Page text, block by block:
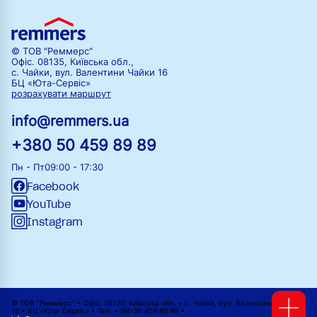
© ТОВ "Реммерс"
Офіс. 08135, Київська обл.,
с. Чайки, вул. Валентини Чайки 16
БЦ «Юта-Сервіс»
розрахувати маршрут
info@remmers.ua
+380 50 459 89 89
Пн - Пт09:00 - 17:30
Facebook
YouTube
Instagram
© ТОВ "Реммерс" • Офіс. 08130, Київська обл. • с. Чайки, вул. Валентини Чайки
16 • БЦ «Юта-Сервіс» • Тел: +380 50 459 89 89 •